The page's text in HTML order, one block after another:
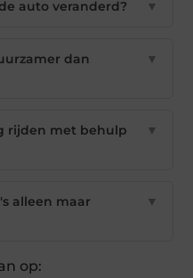
auto veranderd? ▼
dan
▼
rijden met behulp
▼
alleen maar
▼
op: